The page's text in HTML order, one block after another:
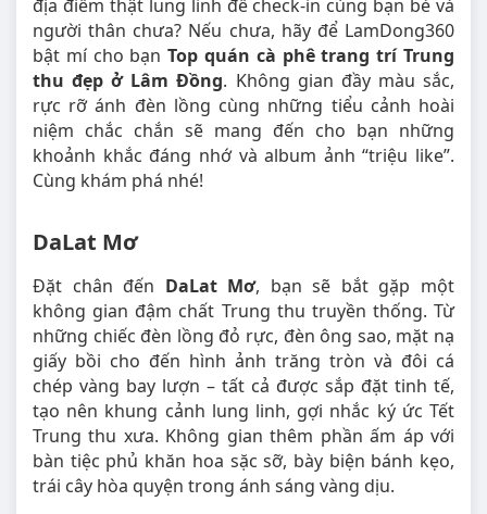
địa điểm thật lung linh để check-in cùng bạn bè và
người thân chưa? Nếu chưa, hãy để LamDong360
bật mí cho bạnTop quán cà phê trang trí Trung
thu đẹp ở Lâm Đồng. Không gian đầy màu sắc,
rực rỡ ánh đèn lồng cùng những tiểu cảnh hoài
niệm chắc chắn sẽ mang đến cho bạn những
khoảnh khắc đáng nhớ và album ảnh “triệu like”.
Cùng khám phá nhé!
DaLat Mơ
Đặt chân đến DaLat Mơ, bạn sẽ bắt gặp một
không gian đậm chất Trung thu truyền thống. Từ
những chiếc đèn lồng đỏ rực, đèn ông sao, mặt nạ
giấy bồi cho đến hình ảnh trăng tròn và đôi cá
chép vàng bay lượn – tất cả được sắp đặt tinh tế,
tạo nên khung cảnh lung linh, gợi nhắc ký ức Tết
Trung thu xưa. Không gian thêm phần ấm áp với
bàn tiệc phủ khăn hoa sặc sỡ, bày biện bánh kẹo,
trái cây hòa quyện trong ánh sáng vàng dịu.